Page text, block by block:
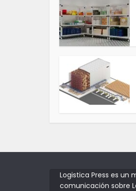
Logistica Press es un
comunicación sobre